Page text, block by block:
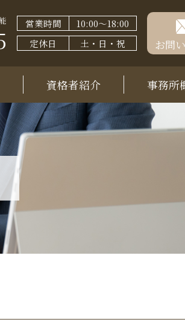
営業時間
10:00～18:00
定休日
土・日・祝 お問
資格者紹介 事務所